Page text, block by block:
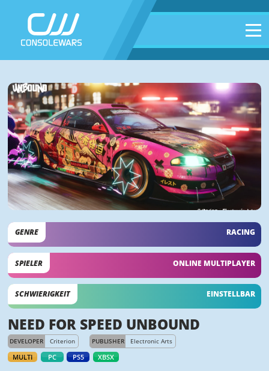
GENRE RACING
SPIELER ONLINE MULTIPLAYER
SCHWIERIGKEIT EINSTELLBAR
NEED FOR SPEED UNBOUND
DEVELOPER Criterion PUBLISHER Electronic Arts
MULTI PC PS5 XBSX